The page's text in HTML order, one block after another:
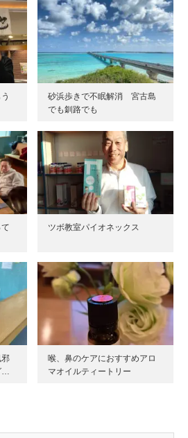
砂浜歩きで不眠解消 宮古島
でも釧路でも
ツボ教室パイオネックス
…
喉、鼻のケアにおすすめアロ
マオイルティートリー